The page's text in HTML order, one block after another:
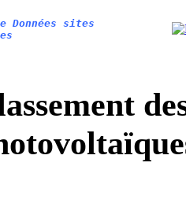
Données sites